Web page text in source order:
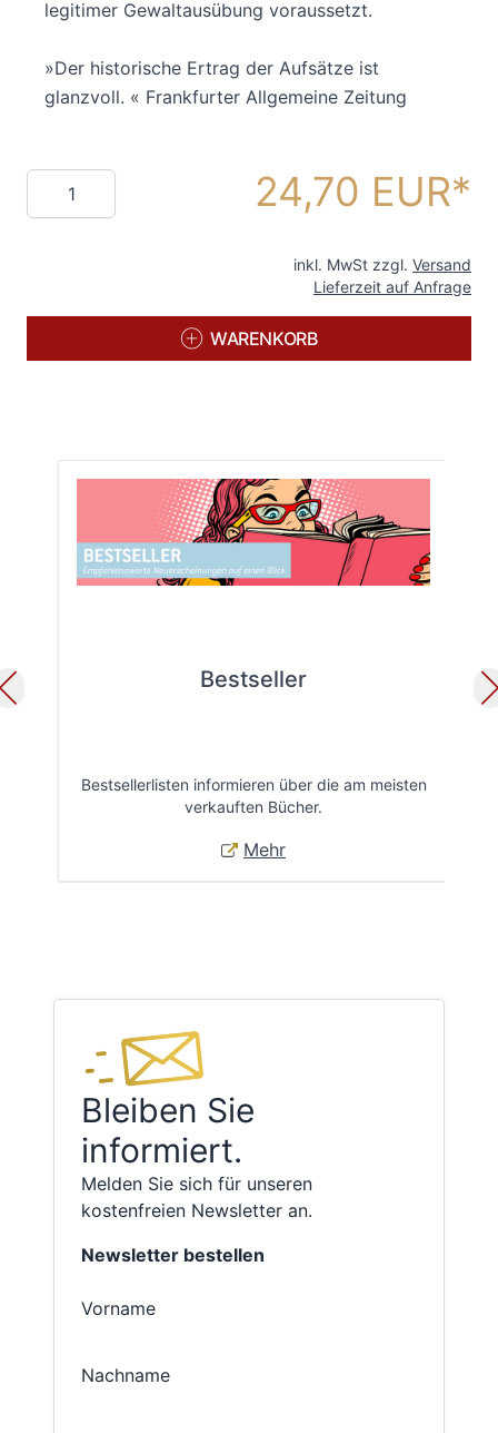
legitimer Gewaltausübung voraussetzt.
»Der historische Ertrag der Aufsätze ist
glanzvoll. « Frankfurter Allgemeine Zeitung
Menge 24,70 EUR
inkl. MwSt zzgl. Versand
Lieferzeit auf Anfrage
WARENKORB
Bestseller
Bestsellerlisten informieren über die am meisten
verkauften Bücher.
Mehr
Bleiben Sie
informiert.
Melden Sie sich für unseren
kostenfreien Newsletter an.